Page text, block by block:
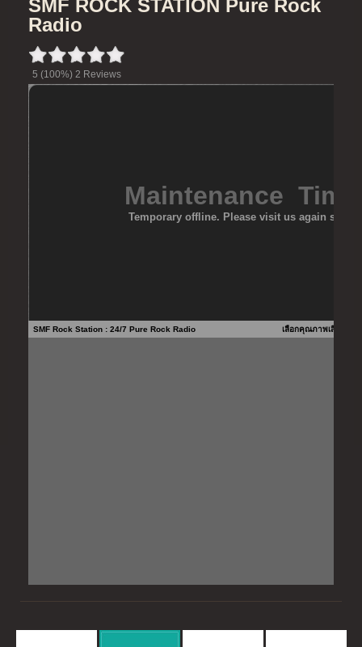
SMF ROCK STATION Pure Rock
Radio
5 (100%) 2 Reviews